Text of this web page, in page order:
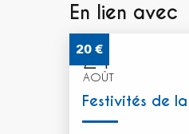
En lien avec
20€
21
AOÛT
Festivités de